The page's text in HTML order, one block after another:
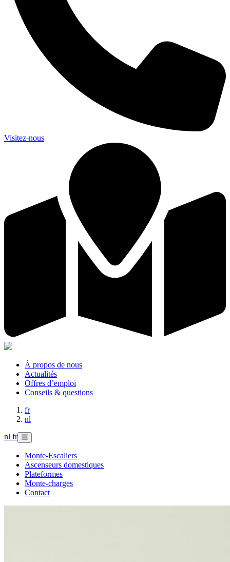
Visitez-nous
À propos de nous
Actualités
Offres d’emploi
Conseils & questions
fr
nl
nl fr
Monte-Escaliers
Ascenseurs domestiques
Plateformes
Monte-charges
Contact